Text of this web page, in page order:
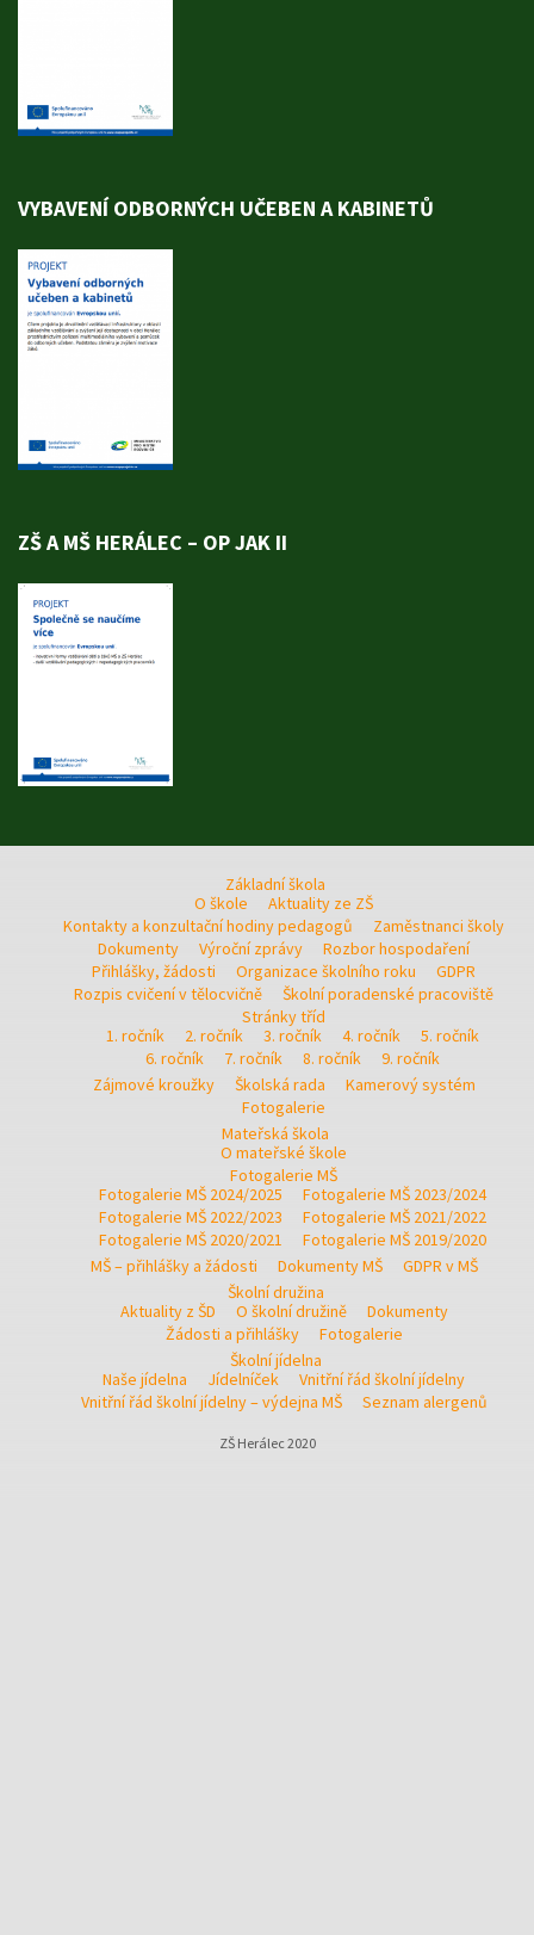
VYBAVENÍ ODBORNÝCH UČEBEN A KABINETŮ
ZŠ A MŠ HERÁLEC – OP JAK II
Základní škola
O škole
Aktuality ze ZŠ
Kontakty a konzultační hodiny pedagogů
Zaměstnanci školy
Dokumenty
Výroční zprávy
Rozbor hospodaření
Přihlášky, žádosti
Organizace školního roku
GDPR
Rozpis cvičení v tělocvičně
Školní poradenské pracoviště
Stránky tříd
1. ročník
2. ročník 3. ročník 4. ročník
5. ročník
6. ročník
7. ročník 8. ročník
9. ročník
Zájmové kroužky
Školská rada
Kamerový systém
Fotogalerie
Mateřská škola
O mateřské škole
Fotogalerie MŠ
Fotogalerie MŠ 2024/2025
Fotogalerie MŠ 2023/2024
Fotogalerie MŠ 2022/2023
Fotogalerie MŠ 2021/2022
Fotogalerie MŠ 2020/2021
Fotogalerie MŠ 2019/2020
MŠ – přihlášky a žádosti
Dokumenty MŠ
GDPR v MŠ
Školní družina
Aktuality z ŠD
O školní družině
Dokumenty
Žádosti a přihlášky
Fotogalerie
Školní jídelna
Naše jídelna
Jídelníček
Vnitřní řád školní jídelny
Vnitřní řád školní jídelny – výdejna MŠ
Seznam alergenů
ZŠ Herálec 2020